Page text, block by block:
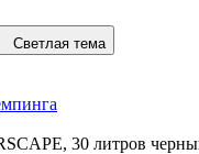
Светлая тема
30 литров